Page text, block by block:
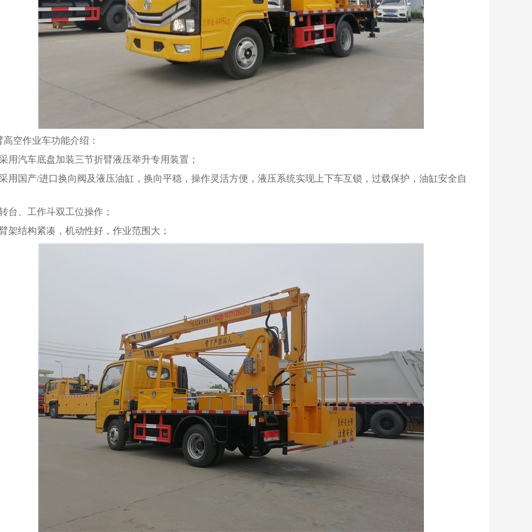
高空作业车功能介绍：
用汽车底盘加装三节折臂液压举升专用装置；
用国产/进口换向阀及液压油缸，换向平稳，操作灵活方便，液压系统实现上下车互锁，过载保护，油缸安全自
台、工作斗双工位操作；
架结构紧凑，机动性好，作业范围大；